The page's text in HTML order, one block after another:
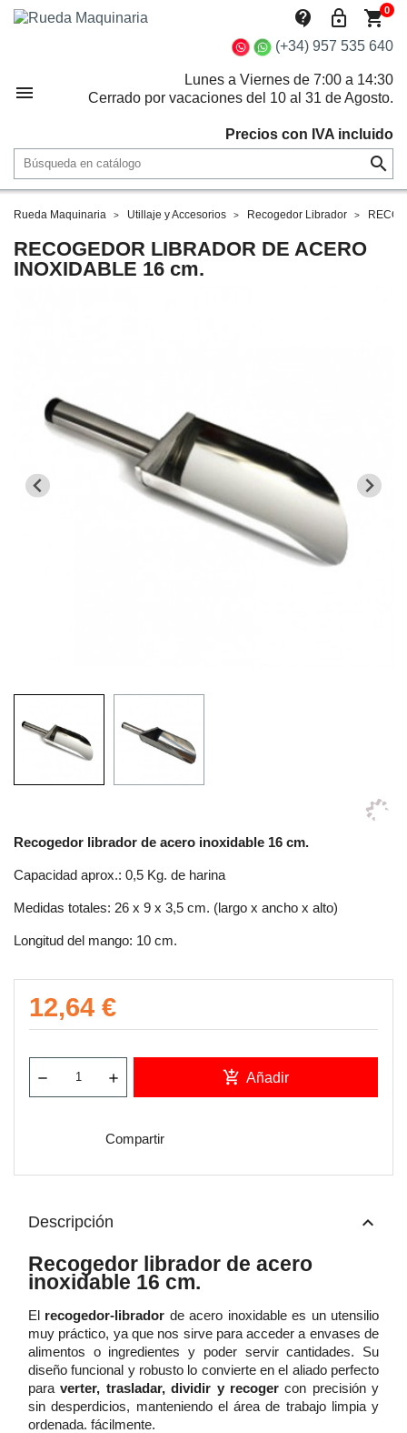
contact_support lock_outline shopping_cart0


(+34) 957 535 640
Lunes a Viernes de 7:00 a 14:30
Cerrado por vacaciones del 10 al 31 de Agosto.
Precios con IVA incluido
Rueda Maquinaria Utillaje y Accesorios Recogedor Librador
RECOGEDOR LIBRADOR DE ACERO
INOXIDABLE 16 cm.
Recogedor librador de acero inoxidable 16 cm.
Capacidad aprox.: 0,5 Kg. de harina
Medidas totales: 26 x 9 x 3,5 cm. (largo x ancho x alto)
Longitud del mango: 10 cm.
12,64 €
add_shopping_cart Añadir
Compartir
Descripción keyboard_arrow_up
Recogedor librador de acero
inoxidable 16 cm.
El recogedor-librador de acero inoxidable es un utensilio
muy práctico, ya que nos sirve para acceder a envases de
alimentos o ingredientes y poder servir cantidades. Su
diseño funcional y robusto lo convierte en el aliado perfecto
paraverter, trasladar, dividir y recogercon precisión y
sin desperdicios, manteniendo el área de trabajo limpia y
ordenada. fácilmente.